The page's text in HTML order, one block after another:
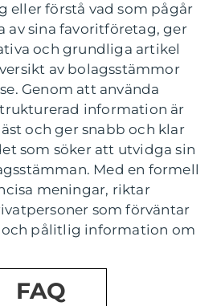
eller förstå vad som pågår
av sina favoritföretag, ger
och grundliga artikel
av bolagsstämmor
Genom att använda
information är
och ger snabb och klar
som söker att utvidga sin
Med en formell
meningar, riktar
som förväntar
pålitlig information om
FAQ